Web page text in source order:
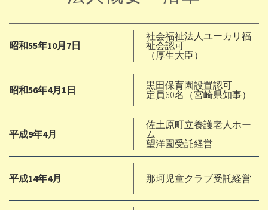
昭和55年10月7日
社会福祉法人ユーカリ福
祉会認可
（厚生大臣）
昭和56年4月1日
黒田保育園設置認可
定員60名（宮崎県知事）
平成9年4月
佐土原町立養護老人ホー
ム
望洋園受託経営
平成14年4月 那珂児童クラブ受託経営